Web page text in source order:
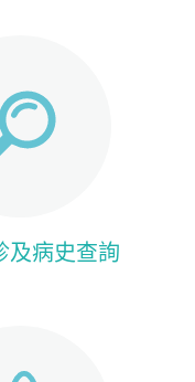
及病史查詢